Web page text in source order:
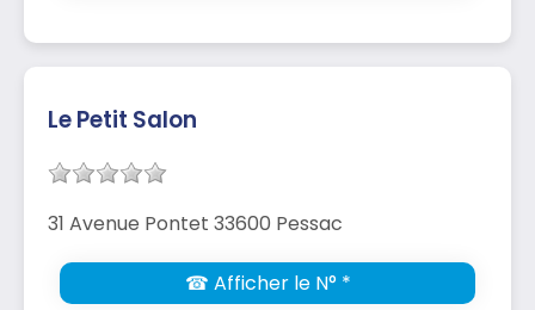
Le Petit Salon
31 Avenue Pontet 33600 Pessac
☎ Afficher le N° *